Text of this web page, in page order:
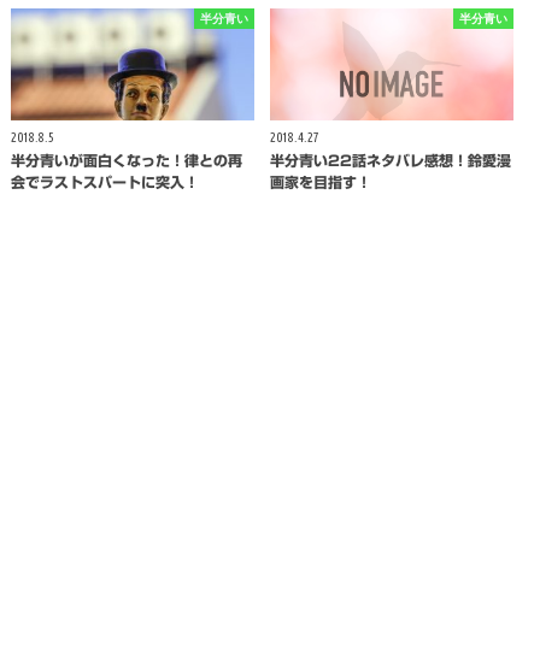
半分青い
2018.8.5
半分青いが面白くなった！律との再
会でラストスパートに突入！
半分青い
2018.4.27
半分青い22話ネタバレ感想！鈴愛漫
画家を目指す！